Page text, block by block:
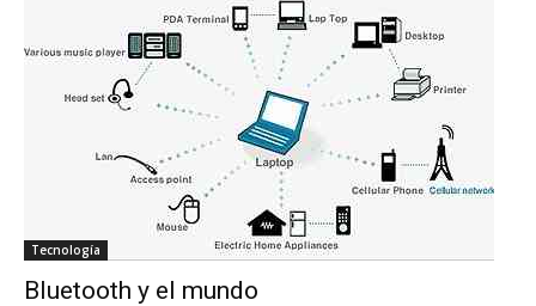
Tecnología
Bluetooth y el mundo